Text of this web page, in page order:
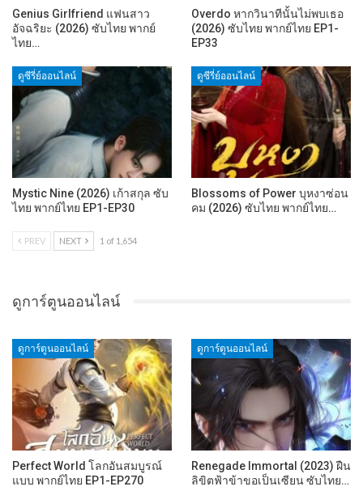
Genius Girlfriend แฟนสาว
อัจฉริยะ (2026) ซับไทย พากย์
ไทย…
Overdo หากวินาทีนั้นไม่พบเธอ
(2026) ซับไทย พากย์ไทย EP1-
EP33
ดูซีรี่ย์ออนไลน์
Mystic Nine (2026) เก้าสกุล ซับ
ไทย พากย์ไทย EP1-EP30
ดูซีรี่ย์ออนไลน์
Blossoms of Power บุหงาซ่อน
คม (2026) ซับไทย พากย์ไทย…
PREV NEXT 1 of 1,654
ดูการ์ตูนออนไลน์
ดูการ์ตูนออนไลน์
Perfect World โลกอันสมบูรณ์
แบบ พากย์ไทย EP1-EP270
ดูการ์ตูนออนไลน์
Renegade Immortal (2023) ฝืน
ลิขิตฟ้าข้าขอเป็นเซียน ซับไทย…